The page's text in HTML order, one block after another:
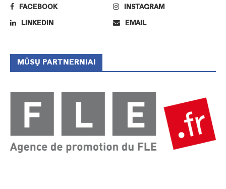
FACEBOOK INSTAGRAM
LINKEDIN EMAIL
MŪSŲ PARTNERNIAI